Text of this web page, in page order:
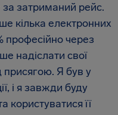
затриманий рейс.
кілька електронних
професійно через
надіслати свої
присягою. Я був у
і я завжди буду
її